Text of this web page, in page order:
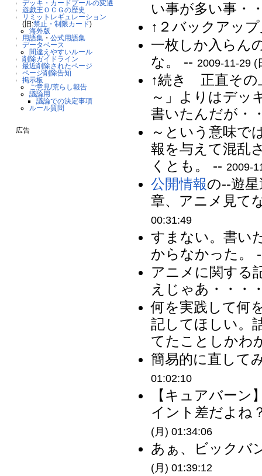
デッキ・カードプールの変遷
遊戯王ＯＣＧの歴史
リミットレギュレーション
(旧:禁止・制限カード)
海外版
用語集 ・公式用語集
データベース
間違えやすいルール
削除ガイドライン
最近削除されたページ
ページ削除告知
掲示板
ご意見/荒らし報告
議論用
議論での決定事項
ルール質問
広告
い事が多い事・
↑２バックアッ
一枚しか入らん
な。 -- 2009-11-29 (
↑続き 正直その
～」よりはデッ
書いたんだが・
～という意味で
報を与えて混乱
くとも。 -- 2009-
公開情報の--遊
章、アニメ見て
00:31:49
すまない。書い
からなかった。
アニメに関する
えじゃあ・・・
何を実践して何
記してほしい。
てたことしかわ
簡易的に直して
01:02:10
【キュアバー
イント差だよね
(月) 01:34:06
あぁ、ビックバ
(月) 01:39:12